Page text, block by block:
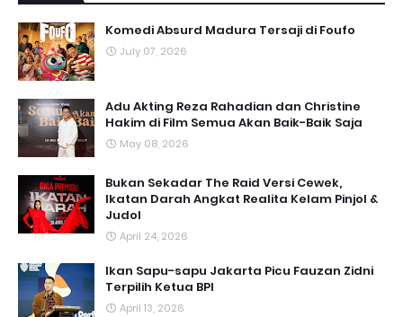
Komedi Absurd Madura Tersaji di Foufo
July 07, 2026
Adu Akting Reza Rahadian dan Christine
Hakim di Film Semua Akan Baik-Baik Saja
May 08, 2026
Bukan Sekadar The Raid Versi Cewek,
Ikatan Darah Angkat Realita Kelam Pinjol &
Judol
April 24, 2026
Ikan Sapu-sapu Jakarta Picu Fauzan Zidni
Terpilih Ketua BPI
April 13, 2026